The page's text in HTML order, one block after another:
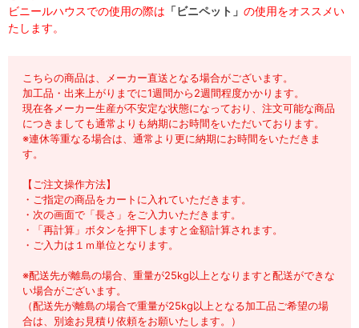
ビニールハウスでの使用の際は 「ビニペット」 の使用をオススメい
たします。
こちらの商品は、メーカー直送となる場合がございます。
加工品・出来上がりまでに1週間から2週間程度かかります。
現在各メーカー生産が不安定な状態になっており、注文可能な商品
につきましても通常よりも納期にお時間をいただいております。
※連休等重なる場合は、通常より更に納期にお時間をいただきま
す。
【ご注文操作方法】
・ご指定の商品をカートに入れていただきます。
・次の画面で「長さ」をご入力いただきます。
・「再計算」ボタンを押下しますと金額計算されます。
・ご入力は１ｍ単位となります。
※配送先が離島の場合、重量が25kg以上となりますと配送ができな
い場合がございます。
（配送先が離島の場合で重量が25kg以上となる加工品ご希望の場
合は、別途お見積り依頼をお願いたします。）